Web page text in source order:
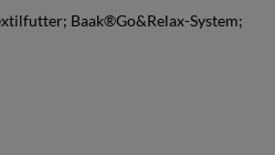
Baak®Go&Relax-System;